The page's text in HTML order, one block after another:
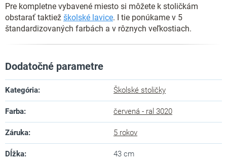
Pre kompletne vybavené miesto si môžete k stoličkám
obstarať taktiež školské lavice. I tie ponúkame v 5
štandardizovaných farbách a v rôznych veľkostiach.
Dodatočné parametre
Kategória: Školské stoličky
Farba: červená - ral 3020
Záruka: 5 rokov
Dĺžka: 43 cm